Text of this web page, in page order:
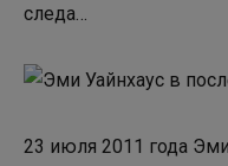
следа…
23 июля 2011 года